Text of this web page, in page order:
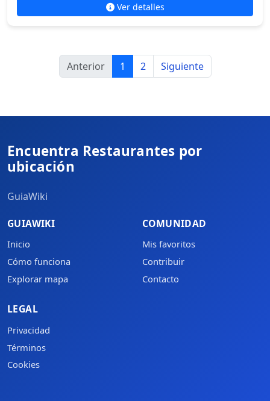
Ver detalles
Anterior 1 2 Siguiente
Encuentra Restaurantes por
ubicación
GuiaWiki
GUIAWIKI
Inicio
Cómo funciona
Explorar mapa
COMUNIDAD
Mis favoritos
Contribuir
Contacto
LEGAL
Privacidad
Términos
Cookies